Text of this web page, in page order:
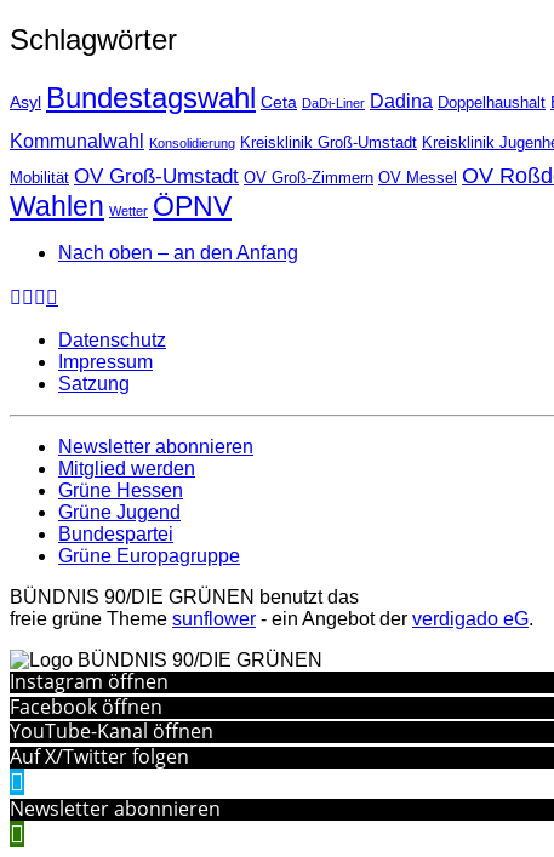
Schlagwörter
Asyl Bundestagswahl Ceta DaDi-Liner Dadina Doppelhaushalt
Kommunalwahl Konsolidierung Kreisklinik Groß-Umstadt Kreisklinik
Mobilität OV Groß-Umstadt OV Groß-Zimmern OV Messel OV
Wahlen Wetter ÖPNV
Nach oben – an den Anfang
Datenschutz
Impressum
Satzung
Newsletter abonnieren
Mitglied werden
Grüne Hessen
Grüne Jugend
Bundespartei
Grüne Europagruppe
BÜNDNIS 90/DIE GRÜNEN benutzt das
freie grüne Theme sunflower ‐ ein Angebot der verdigado eG.
Instagram öffnen
Facebook öffnen
YouTube-Kanal öffnen
Auf X/Twitter folgen
Newsletter abonnieren